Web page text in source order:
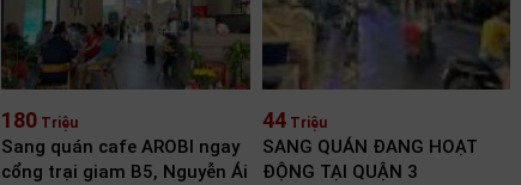
180 Triệu
Sang quán cafe AROBI ngay
cổng trại giam B5, Nguyễn Ái
44Triệu
SANG QUÁN ĐANG HOẠT
ĐỘNG TẠI QUẬN 3